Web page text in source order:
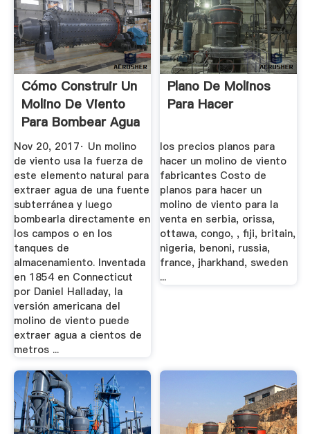
Cómo Construir Un
Molino De Viento
Para Bombear Agua
Nov 20, 2017· Un molino
de viento usa la fuerza de
este elemento natural para
extraer agua de una fuente
subterránea y luego
bombearla directamente en
los campos o en los
tanques de
almacenamiento. Inventada
en 1854 en Connecticut
por Daniel Halladay, la
versión americana del
molino de viento puede
extraer agua a cientos de
metros ...
Plano De Molinos
Para Hacer
los precios planos para
hacer un molino de viento
fabricantes Costo de
planos para hacer un
molino de viento para la
venta en serbia, orissa,
ottawa, congo, , fiji, britain,
nigeria, benoni, russia,
france, jharkhand, sweden
...